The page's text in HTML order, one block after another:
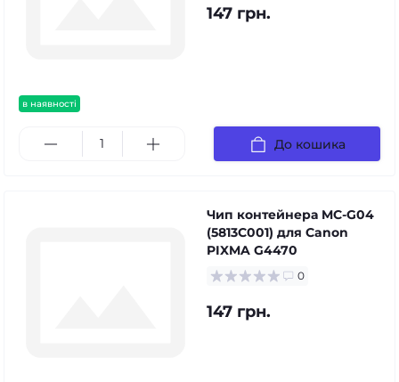
в наявності
147 грн.
До кошика
Чип контейнера MC-G04
(5813C001) для Canon
PIXMA G4470
0
147 грн.